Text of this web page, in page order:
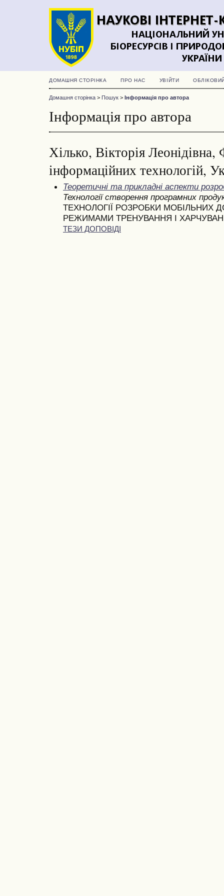
ДОМАШНЯ СТОРІНКА ПРО НАС УВІЙТИ
Домашня сторінка > Пошук > Інформація про автора
Інформація про автора
Хілько, Вікторія Леонідівна,
інформаційних технологій,
Теоретичні та прикладні аспекти
Технології створення програмних
ТЕХНОЛОГІЇ РОЗРОБКИ МОБІЛЬНИХ
РЕЖИМАМИ ТРЕНУВАННЯ І
ТЕЗИ ДОПОВІДІ